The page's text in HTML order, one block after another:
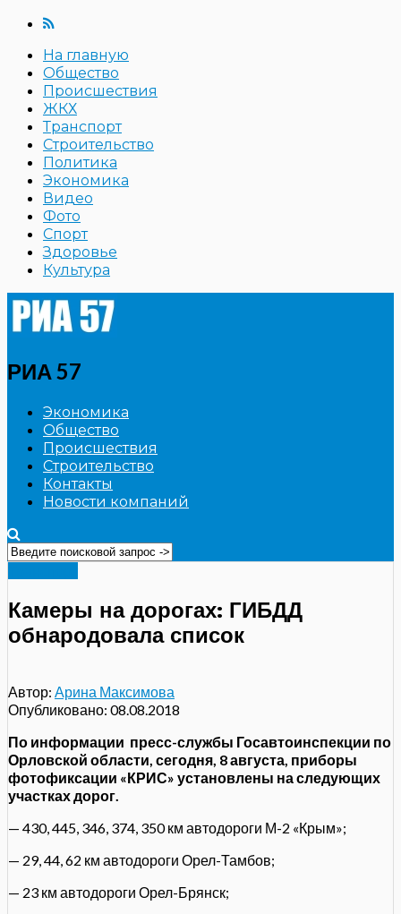
На главную
Общество
Происшествия
ЖКХ
Транспорт
Строительство
Политика
Экономика
Видео
Фото
Спорт
Здоровье
Культура
РИА 57
Экономика
Общество
Происшествия
Строительство
Контакты
Новости компаний
Камеры на дорогах: ГИБДД
обнародовала список
Автор: Арина Максимова
Опубликовано: 08.08.2018
По информации пресс-службы Госавтоинспекции по
Орловской области, сегодня, 8 августа, приборы
фотофиксации «КРИС» установлены на следующих
участках дорог.
— 430, 445, 346, 374, 350 км автодороги М-2 «Крым»;
— 29, 44, 62 км автодороги Орел-Тамбов;
— 23 км автодороги Орел-Брянск;